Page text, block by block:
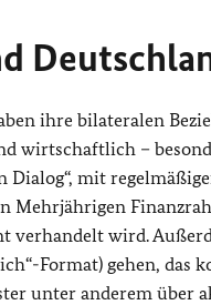
ihre bilateralen
wirtschaftlich –
Dialog“, mit
Mehrjährigen
verhandelt wird.
Format) gehen,
unter anderem über